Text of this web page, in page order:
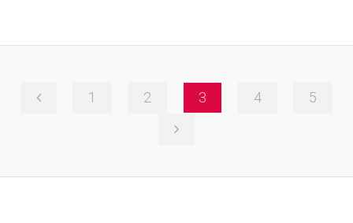
1 2 3 4 5